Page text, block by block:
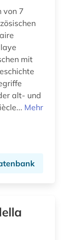
von 7
mit
alt- und
Mehr